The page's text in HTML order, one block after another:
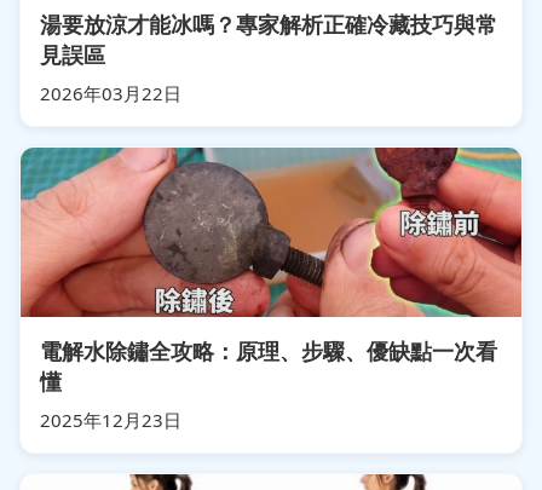
湯要放涼才能冰嗎？專家解析正確冷藏技巧與常
見誤區
2026年03月22日
電解水除鏽全攻略：原理、步驟、優缺點一次看
懂
2025年12月23日